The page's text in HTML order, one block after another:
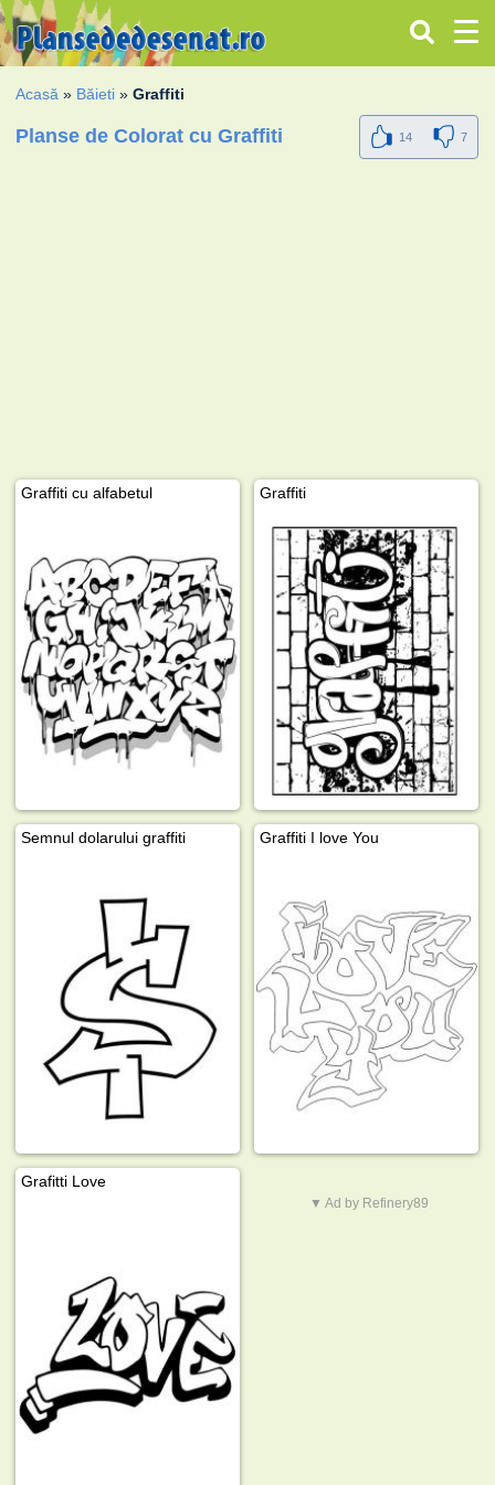
Acasă » Băieti »Graffiti
Planse de Colorat cu Graffiti 14 7
Graffiti cu alfabetul Graffiti
Semnul dolarului graffiti Graffiti I love You
Grafitti Love
▼ Ad by Refinery89